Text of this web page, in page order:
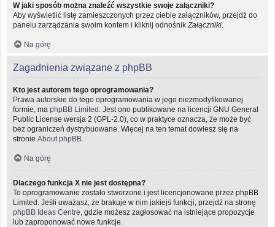
W jaki sposób można znaleźć wszystkie swoje załączniki?
Aby wyświetlić listę zamieszczonych przez ciebie załączników, przejdź do
panelu zarządzania swoim kontem i kliknij odnośnik Załączniki
Na górę
Zagadnienia związane z phpBB
Kto jest autorem tego oprogramowania?
Prawa autorskie do tego oprogramowania w jego niezmodyfikowanej
formie, ma phpBB Limited . Jest ono publikowane na licencji GNU General
Public License wersja 2 (GPL-2.0), co w praktyce oznacza, że może być
bez ograniczeń dystrybuowane. Więcej na ten temat dowiesz się na
stronie About phpBB
Na górę
Dlaczego funkcja X nie jest dostępna?
To oprogramowanie zostało stworzone i jest licencjonowane przez phpBB
Limited. Jeśli uważasz, że brakuje w nim jakiejś funkcji, przejdź na stronę
phpBB Ideas Centre , gdzie możesz zagłosować na istniejące propozycje
lub zaproponować nowe funkcje.